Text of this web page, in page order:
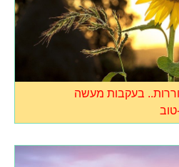
בעקבות מעשה